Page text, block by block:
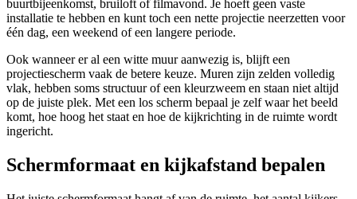
buurtbijeenkomst, bruiloft of filmavond. Je hoeft geen vaste
installatie te hebben en kunt toch een nette projectie neerzetten voor
één dag, een weekend of een langere periode.
Ook wanneer er al een witte muur aanwezig is, blijft een
projectiescherm vaak de betere keuze. Muren zijn zelden volledig
vlak, hebben soms structuur of een kleurzweem en staan niet altijd
op de juiste plek. Met een los scherm bepaal je zelf waar het beeld
komt, hoe hoog het staat en hoe de kijkrichting in de ruimte wordt
ingericht.
Schermformaat en kijkafstand bepalen